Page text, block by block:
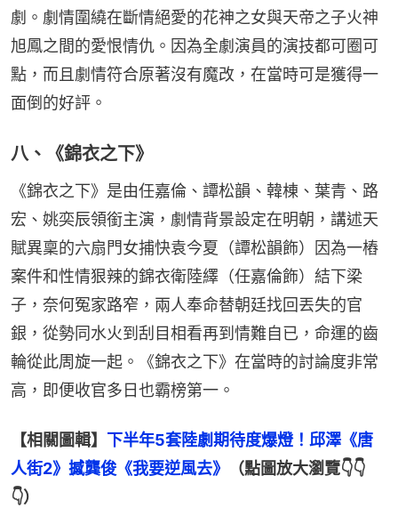
劇。劇情圍繞在斷情絕愛的花神之女與天帝之子火神
旭鳳之間的愛恨情仇。因為全劇演員的演技都可圈可
點，而且劇情符合原著沒有魔改，在當時可是獲得一
面倒的好評。
八、《錦衣之下》
《錦衣之下》是由任嘉倫、譚松韻、韓棟、葉青、路
宏、姚奕辰領銜主演，劇情背景設定在明朝，講述天
賦異稟的六扇門女捕快袁今夏（譚松韻飾）因為一樁
案件和性情狠辣的錦衣衛陸繹（任嘉倫飾）結下梁
子，奈何冤家路窄，兩人奉命替朝廷找回丟失的官
銀，從勢同水火到刮目相看再到情難自已，命運的齒
輪從此周旋一起。《錦衣之下》在當時的討論度非常
高，即便收官多日也霸榜第一。
【相關圖輯】 下半年5套陸劇期待度爆燈！邱澤《唐
人街2》撼龔俊《我要逆風去》
（點圖放大瀏覽👇👇
👇）